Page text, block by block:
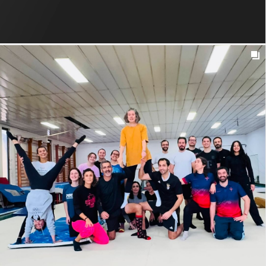
SITE | PINHEIRINHO COMPORTA Lançámos o
@pinheirinhocomporta no Site VIC Properties, um projeto
imobiliário ímpar onde a natureza, a família e o bem-estar
se encontram. Neste espaço, apresentamos o projeto
turístico de luxo, a sua envolvência e localização na
região da Comporta, residências, atividades de lazer,
serviços e infraestruturas, sendo possível marcar visita
ao empreendimento em qualquer ponto da navegação do
utilizador. Link na bio para conhecer o segredo mais bem
guardado do Alentejo.
VIC:
@xana.v.rodrigues @carolina_moreira_ IG:
@pinheirinhocomporta #t_insight #tinsight
#tinsightfordigitalbrands #digital #UXUI #userinterface
0 14